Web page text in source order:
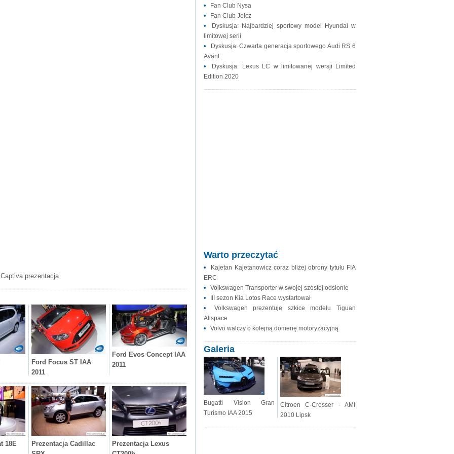
prezentacja
Ford Focus ST IAA
2011
Ford Evos Concept IAA
2011
18E
Prezentacja Cadillac
Prezentacja Lexus
• Fan Club Nysa
• Fan Club Jelcz
•
Dyskusja: Najbardziej sportowy model Hyundai w
limitowej serii
•
Dyskusja: Czwarta generacja sportowego Audi RS 6
Avant
•
Dyskusja: Lexus LC w limitowanej wersji Limited
Edition 2020
Warto przeczytać
•
Kajetan Kajetanowicz coraz bliżej obrony tytułu FIA
ERC
• Volkswagen Transporter w swojej szóstej odsłonie
• III sezon Kia Lotos Race wystartował
•
Volkswagen prezentuje szkice modelu Tiguan
Allspace
• Volvo walczy o kolejną domenę motoryzacyjną
Galeria
Bugatti Vision Gran
Turismo IAA 2015
Citroen C-Crosser - AMI
2010 Lipsk